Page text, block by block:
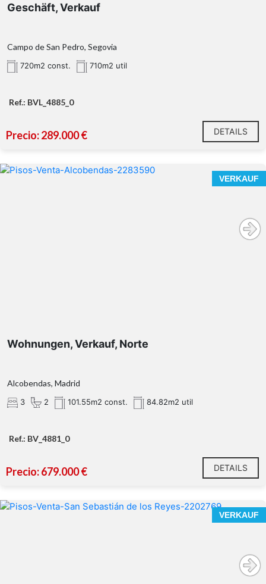
Geschäft, Verkauf
Campo de San Pedro, Segovia
720m2 const. 710m2 util
Ref.: BVL_4885_0
Precio: 289.000 € DETAILS
VERKAUF
Wohnungen, Verkauf, Norte
Alcobendas, Madrid
3 2 101.55m2 const. 84.82m2 util
Ref.: BV_4881_0
Precio: 679.000 € DETAILS
VERKAUF